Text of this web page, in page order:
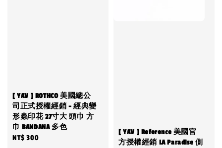
[ YAV ] ROTHCO 美國總公
司正式授權經銷 - 經典變
形蟲印花 27寸大 頭巾 方
巾 BANDANA 多色
Regular
NT$ 300
[ YAV ] Reference 美國官
方授權經銷 LA Paradise 側